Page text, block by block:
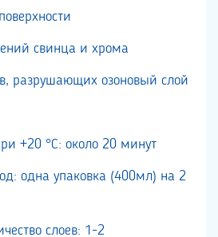
свинца и хрома
разрушающих озоновый слой
+20 °С: около 20 минут
одна упаковка (400мл) на 2
слоев: 1-2